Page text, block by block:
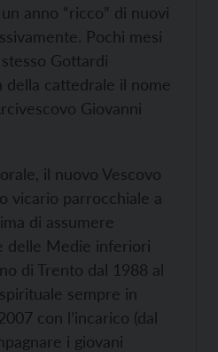
anno “ricco” di nuovi
Pochi mesi
Gottardi
della cattedrale il nome
Giovanni
il nuovo Vescovo
vicario parrocchiale a
di assumere
delle Medie inferiori
di Trento dal 1988 al
sempre in
con l’incarico (dal
i giovani